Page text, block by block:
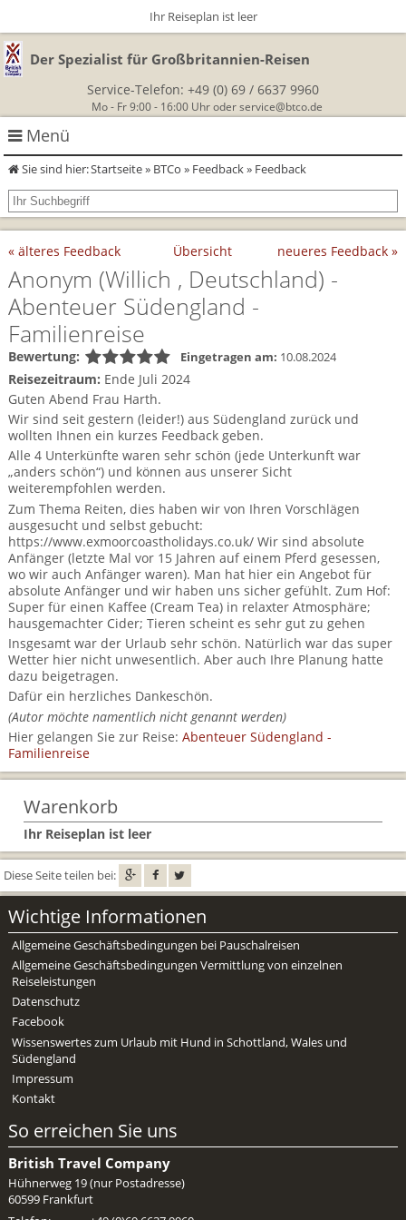
Der Spezialist für Großbritannien-Reisen
Service-Telefon: +49 (0) 69 / 6637 9960
Mo - Fr 9:00 - 16:00 Uhr oder service@btco.de
Menü
Rundreisen Großbritannien
Autorundreisen
Herzlich Willkommen
England
Schottland
Wales
Busrundreisen
Cornwall
England
Schottland
Wales
Minibustouren
Reisen durch England und Wales per Minibus
Reisen durch Schottland per Minibus
Wanderurlaub
Geführte Wandertouren
Wandern in Cornwall
Wandern in England
Wandern in Schottland
Wandern in Wales
Individualtouren
Wandern in Cornwall (South West Coast Path)
Wandern in England
Wandern in Schottland
Wandern in Wales
Themenreisen
Classic-Car-Reise durch Südengland
Für Outlander‑Fans: inspiriert durch die Highland Saga
Gartenreisen England
Großbritannientouren für Alleinreisende
Reisen mit Hund
Rosamunde Pilcher Reisen durch Cornwall und Südengland
Unsere Familienreisen
Whiskyreisen Schottland
Allergikerreisen
BTCo
BTCo Überblick
News
Kontakt
Feedback
FAQs
Ihre Reise
Ablauf Ihrer Reise nach Großbritannien
Anreise nach Großbritannien
Bezahlung Ihrer Großbritannien Reise
Checkliste
Großbritannien - Facts & Figures
Großbritannien Urlaub mit Hund
Gutscheine - verschenken Sie eine Reise mit BTCo
Individuelle Familienreisen in Großbritannien
Links
Mietwagen & Verkehr
Reiseunterlagen
Reiseversicherung
Unterkünfte
Zimmer
Extras
Urlaub in Großbritannien
Versicherungsschutz
Sie sind hier:Startseite» BTCo » Feedback» Feedback
Ihr Reiseplan ist leer
« älteres Feedback Übersicht neueres Feedback »
Anonym (Willich , Deutschland) -
Abenteuer Südengland -
Familienreise
Bewertung: Eingetragen am: 10.08.2024
Reisezeitraum: Ende Juli 2024
Guten Abend Frau Harth.
Wir sind seit gestern (leider!) aus Südengland zurück und
wollten Ihnen ein kurzes Feedback geben.
Alle 4 Unterkünfte waren sehr schön (jede Unterkunft war
„anders schön“) und können aus unserer Sicht
weiterempfohlen werden.
Zum Thema Reiten, dies haben wir von Ihren Vorschlägen
ausgesucht und selbst gebucht:
https://www.exmoorcoastholidays.co.uk/ Wir sind absolute
Anfänger (letzte Mal vor 15 Jahren auf einem Pferd gesessen,
wo wir auch Anfänger waren). Man hat hier ein Angebot für
absolute Anfänger und wir haben uns sicher gefühlt. Zum Hof:
Super für einen Kaffee (Cream Tea) in relaxter Atmosphäre;
hausgemachter Cider; Tieren scheint es sehr gut zu gehen
Insgesamt war der Urlaub sehr schön. Natürlich war das super
Wetter hier nicht unwesentlich. Aber auch Ihre Planung hatte
dazu beigetragen.
Dafür ein herzliches Dankeschön.
(Autor möchte namentlich nicht genannt werden)
Hier gelangen Sie zur Reise: Abenteuer Südengland -
Familienreise
Warenkorb
Ihr Reiseplan ist leer
Diese Seite teilen bei:
Wichtige Informationen
Allgemeine Geschäftsbedingungen bei Pauschalreisen
Allgemeine Geschäftsbedingungen Vermittlung von einzelnen
Reiseleistungen
Datenschutz
Facebook
Wissenswertes zum Urlaub mit Hund in Schottland, Wales und
Südengland
Impressum
Kontakt
So erreichen Sie uns
British Travel Company
Hühnerweg 19 (nur Postadresse)
60599 Frankfurt